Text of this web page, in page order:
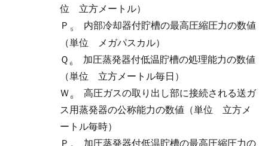
位 立方メートル）
Ｐ ５
内部冷却器付貯槽の最高圧縮圧力の数値
（単位 メガパスカル）
Ｑ ６
加圧蒸発器付低温貯槽の処理能力の数値
（単位 立方メートル毎日）
Ｗ ６
高圧ガスの取り出し部に接続される送ガ
ス用蒸発器の公称能力の数値（単位 立方メ
ートル毎時）
Ｐ
加圧蒸発器付低温貯槽の最高圧縮圧力の